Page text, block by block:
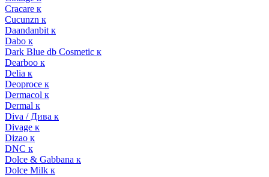
Cracare к
Cucunzn к
Daandanbit к
Dabo к
Dark Blue db Cosmetic к
Dearboo к
Delia к
Deoproce к
Dermacol к
Dermal к
Diva / Дива к
Divage к
Dizao к
DNC к
Dolce & Gabbana к
Dolce Milk к